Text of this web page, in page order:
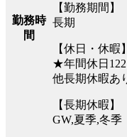
勤務時
間
【勤務期間】
長期
【休日・休暇
★年間休日
他長期休暇あ
【長期休暇】
GW,夏季,冬季